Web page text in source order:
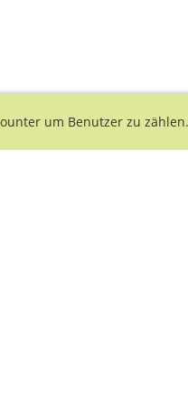
um Benutzer zu zählen.